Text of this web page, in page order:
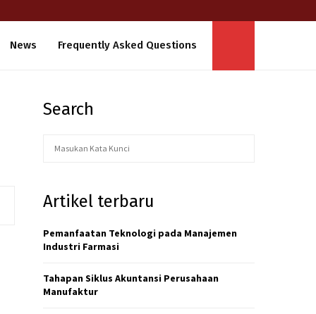
News Frequently Asked Questions
Search
c
f
o
:
Artikel terbaru
Pemanfaatan Teknologi pada Manajemen
Industri Farmasi
Tahapan Siklus Akuntansi Perusahaan
Manufaktur